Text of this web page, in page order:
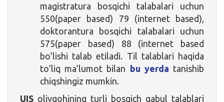
magistratura bosqichi talabalari uchun
550(paper based) 79 (internet based),
doktorantura bosqichi talabalari uchun
575(paper based) 88 (internet based
bo’lishi talab etiladi. Til talablari haqida
to’liq ma’lumot bilan bu yerda tanishib
chiqshingiz mumkin.
UIS oliygohining turli bosqich qabul talablari